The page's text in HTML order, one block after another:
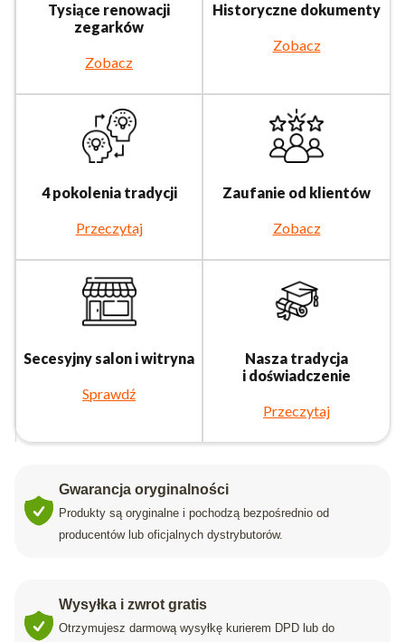
Tysiące renowacji
zegarków
Zobacz
Historyczne dokumenty
Zobacz
4 pokolenia tradycji
Przeczytaj
Zaufanie od klientów
Zobacz
Secesyjny salon i witryna
Sprawdź
Nasza tradycja
i doświadczenie
Przeczytaj
Gwarancja oryginalności
Produkty są oryginalne i pochodzą bezpośrednio od
producentów lub oficjalnych dystrybutorów.
Wysyłka i zwrot gratis
Otrzymujesz darmową wysyłkę kurierem DPD lub do